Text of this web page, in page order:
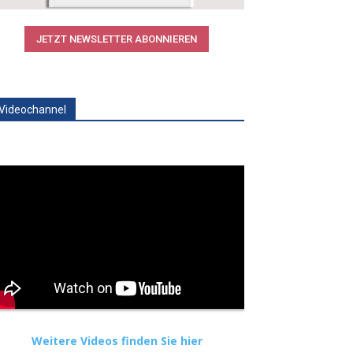
JETZT NEWSLETTER ABONNIEREN
Weitere Videos finden Sie hier